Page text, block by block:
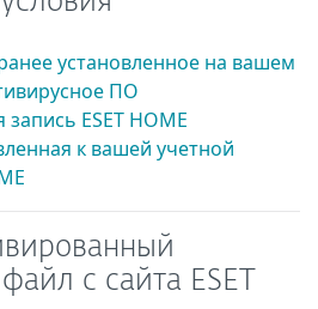
установленное на вашем
ПО
ESET HOME
к вашей учетной
с сайта ESET